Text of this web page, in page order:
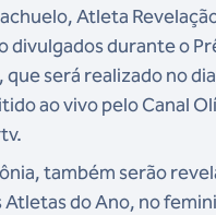
Atleta
divulgados durante o
que será realizado no
ao vivo pelo Canal
também serão
Atletas do Ano, no